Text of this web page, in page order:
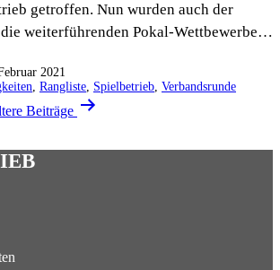
getroffen. Nun wurden auch der
weiterführenden Pokal-Wettbewerbe…
2021
, Rangliste, Spielbetrieb, Verbandsrunde
Beiträge